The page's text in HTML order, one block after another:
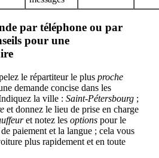
par téléphone ou par
pour une
le répartiteur le plus proche
demande concise dans les
la ville : Saint-Pétersbourg ;
et donnez le lieu de prise en charge
et notez les options pour le
paiement et la langue ; cela vous
plus rapidement et en toute